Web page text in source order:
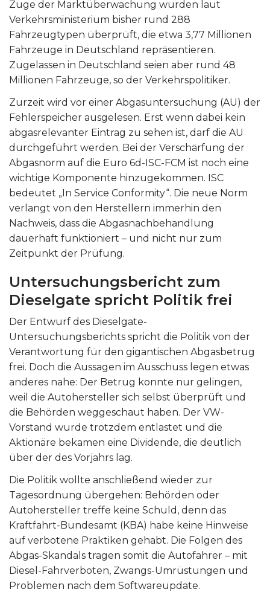
Zuge der Marktüberwachung wurden laut
Verkehrsministerium bisher rund 288
Fahrzeugtypen überprüft, die etwa 3,77 Millionen
Fahrzeuge in Deutschland repräsentieren.
Zugelassen in Deutschland seien aber rund 48
Millionen Fahrzeuge, so der Verkehrspolitiker.
Zurzeit wird vor einer Abgasuntersuchung (AU) der
Fehlerspeicher ausgelesen. Erst wenn dabei kein
abgasrelevanter Eintrag zu sehen ist, darf die AU
durchgeführt werden. Bei der Verschärfung der
Abgasnorm auf die Euro 6d-ISC-FCM ist noch eine
wichtige Komponente hinzugekommen. ISC
bedeutet „In Service Conformity“. Die neue Norm
verlangt von den Herstellern immerhin den
Nachweis, dass die Abgasnachbehandlung
dauerhaft funktioniert – und nicht nur zum
Zeitpunkt der Prüfung.
Untersuchungsbericht zum
Dieselgate spricht Politik frei
Der Entwurf des Dieselgate-
Untersuchungsberichts spricht die Politik von der
Verantwortung für den gigantischen Abgasbetrug
frei. Doch die Aussagen im Ausschuss legen etwas
anderes nahe: Der Betrug konnte nur gelingen,
weil die Autohersteller sich selbst überprüft und
die Behörden weggeschaut haben. Der VW-
Vorstand wurde trotzdem entlastet und die
Aktionäre bekamen eine Dividende, die deutlich
über der des Vorjahrs lag.
Die Politik wollte anschließend wieder zur
Tagesordnung übergehen: Behörden oder
Autohersteller treffe keine Schuld, denn das
Kraftfahrt-Bundesamt (KBA) habe keine Hinweise
auf verbotene Praktiken gehabt. Die Folgen des
Abgas-Skandals tragen somit die Autofahrer – mit
Diesel-Fahrverboten, Zwangs-Umrüstungen und
Problemen nach dem Softwareupdate.